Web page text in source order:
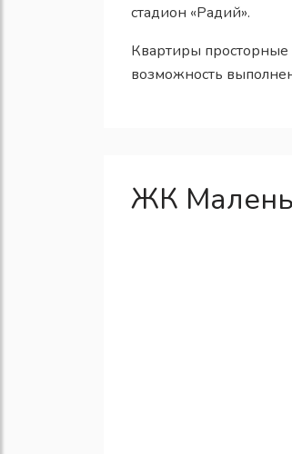
стадион «Радий».
Квартиры просторные
возможность
ЖК